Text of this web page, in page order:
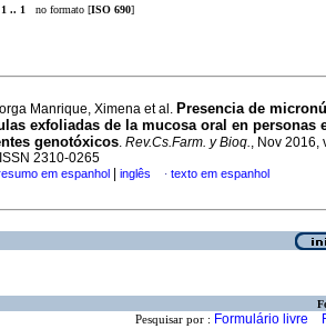
1 .. 1 no formato [ISO 690]
Manrique, Ximena et al. Presencia de
exfoliadas de la mucosa oral en personas
genotóxicos. Rev.Cs.Farm. y Bioq., Nov 2016,
2310-0265
em espanhol inglês · texto em espanhol
Pesquisar por : Formulário livre